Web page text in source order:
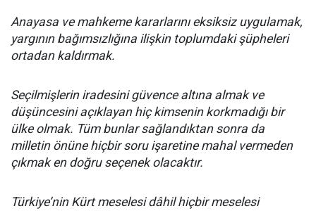
Anayasa ve mahkeme kararlarını eksiksiz uygulamak,
yargının bağımsızlığına ilişkin toplumdaki şüpheleri
ortadan kaldırmak.
Seçilmişlerin iradesini güvence altına almak ve
düşüncesini açıklayan hiç kimsenin korkmadığı bir
ülke olmak. Tüm bunlar sağlandıktan sonra da
milletin önüne hiçbir soru işaretine mahal vermeden
çıkmak en doğru seçenek olacaktır.
Türkiye’nin Kürt meselesi dâhil hiçbir meselesi